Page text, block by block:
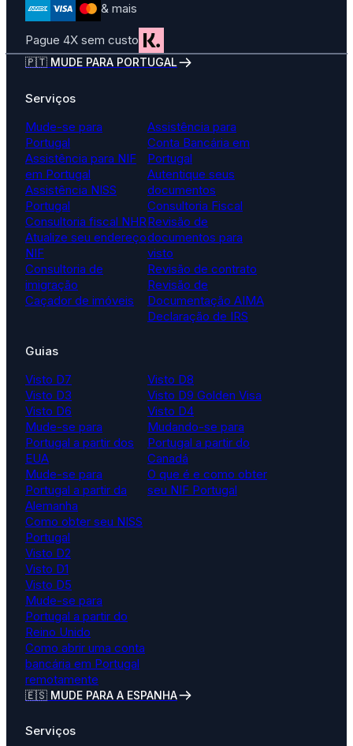
& mais
Pague 4X sem custo
🇵🇹 MUDE PARA PORTUGAL
Serviços
Mude-se para
Portugal
Assistência para NIF
em Portugal
Assistência NISS
Portugal
Consultoria fiscal NHR
Atualize seu endereço
NIF
Consultoria de
imigração
Caçador de imóveis
Assistência para
Conta Bancária em
Portugal
Autentique seus
documentos
Consultoria Fiscal
Revisão de
documentos para
visto
Revisão de contrato
Revisão de
Documentação AIMA
Declaração de IRS
Guias
Visto D7
Visto D3
Visto D6
Mude-se para
Portugal a partir dos
EUA
Mude-se para
Portugal a partir da
Alemanha
Como obter seu NISS
Portugal
Visto D8
Visto D9 Golden Visa
Visto D4
Mudando-se para
Portugal a partir do
Canadá
O que é e como obter
seu NIF Portugal
Visto D2
Visto D1
Visto D5
Mude-se para
Portugal a partir do
Reino Unido
Como abrir uma conta
bancária em Portugal
remotamente
🇪🇸 MUDE PARA A ESPANHA
Serviços